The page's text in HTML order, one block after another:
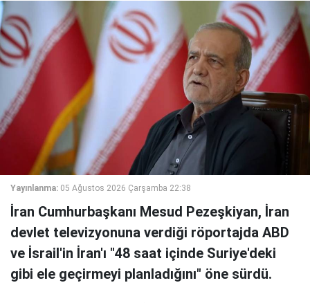
Yayınlanma: 05 Ağustos 2026 Çarşamba 22:38
İran Cumhurbaşkanı Mesud Pezeşkiyan, İran
devlet televizyonuna verdiği röportajda ABD
ve İsrail'in İran'ı "48 saat içinde Suriye'deki
gibi ele geçirmeyi planladığını" öne sürdü.